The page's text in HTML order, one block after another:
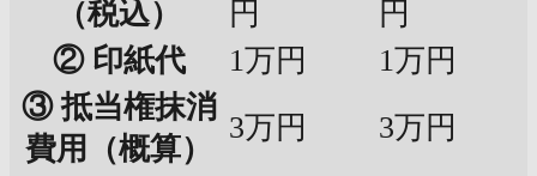
（税込） 円
円
② 印紙代
1万円
1万円
③ 抵当権抹消
費用（概算）
3万円
3万円